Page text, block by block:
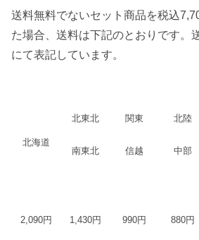
送料無料でないセット商品を税込
た場合、送料は下記のとおりです。
にて表記しています。
北海道
北東北
南東北
関東
信越
北陸
中部
2,090円 1,430円 990円 880円